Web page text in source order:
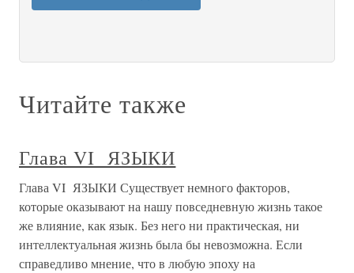
Читайте также
Глава VI ЯЗЫКИ
Глава VI ЯЗЫКИ Существует немного факторов,
которые оказывают на нашу повседневную жизнь такое
же влияние, как язык. Без него ни практическая, ни
интеллектуальная жизнь была бы невозможна. Если
справедливо мнение, что в любую эпоху на